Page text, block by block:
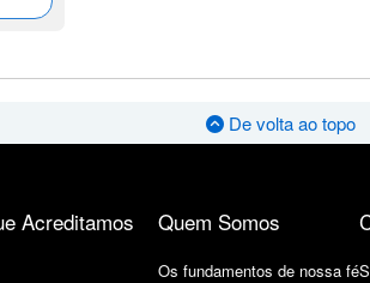
De volta ao topo
Acreditamos Quem Somos
Os fundamentos de nossa fé